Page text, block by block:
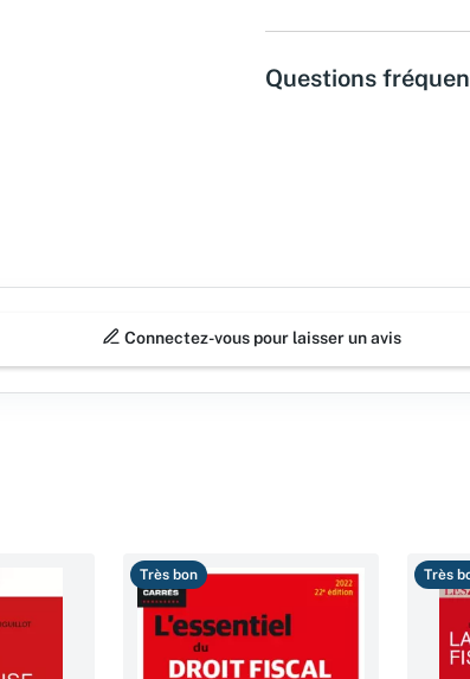
Questions
Connectez-vous pour laisser un avis
Très bon Très